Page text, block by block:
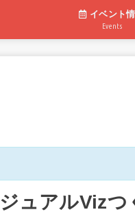
イベント
Events
ュアルViz